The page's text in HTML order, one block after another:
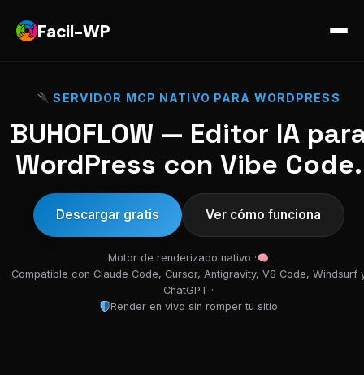
Facil-WP
SERVIDOR MCP NATIVO PARA WORDPRESS
BUHOFLOW — Editor IA
WordPress con Vibe Code.
Descargar gratis Ver cómo funciona
Motor de renderizado nativo ·
Compatible con Claude Code, Cursor, Antigravity, VS Code, Windsurf
ChatGPT ·
Render en vivo sin romper tu sitio